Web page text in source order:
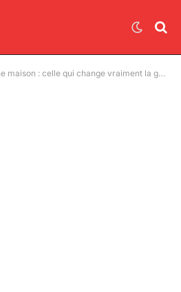
: celle qui change vraiment la galette